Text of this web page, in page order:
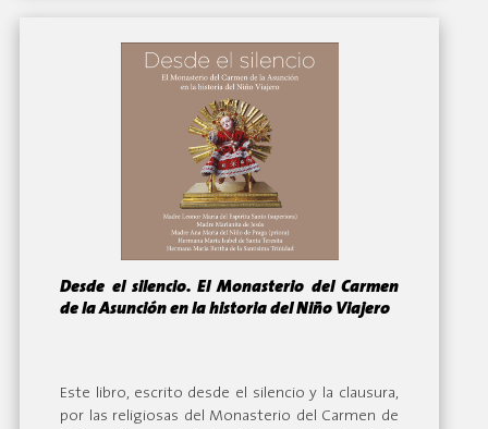
Desde el silencio. El Monasterio del Carmen
de la Asunción en la historia del Niño Viajero
Este libro, escrito desde el silencio y la clausura,
por las religiosas del Monasterio del Carmen de